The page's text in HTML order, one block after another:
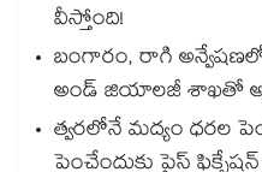
వీస్తోంది!
బంగారం, రాగి
అండ్ జియాలజీ శాఖతో
త్వరలోనే మద్యం ధ‌‌ర‌‌ల